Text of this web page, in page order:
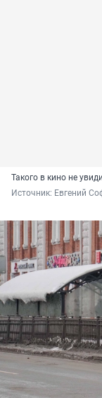
Такого в кино не
Источник: Евгений